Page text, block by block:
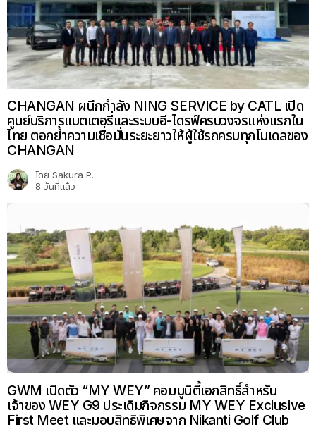
CHANGAN ผนึกกำลัง NING SERVICE by CATL เปิด
ศูนย์บริการแบตเตอรี่และระบบอี-ไดรฟ์ครบวงจรแห่งแรกใน
ไทย ตอกย้ำความเชื่อมั่นระยะยาวให้ผู้ใช้รถครบทุกโมเดลของ
CHANGAN
โดย Sakura P.
8 วันที่แล้ว
GWM เปิดตัว “MY WEY” คอมมูนิตี้เอกสิทธิ์สำหรับ
เจ้าของ WEY G9 ประเดิมกิจกรรม MY WEY Exclusive
First Meet และมอบสิทธิพิเศษจาก Nikanti Golf Club